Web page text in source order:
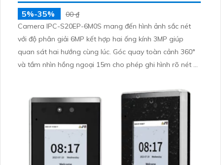
5%-35%
00 ₫
Camera IPC-S20EP-6M0S mang đến hình ảnh sắc nét
với độ phân giải 6MP kết hợp hai ống kính 3MP giúp
quan sát hai hướng cùng lúc. Góc quay toàn cảnh 360°
và tầm nhìn hồng ngoại 15m cho phép ghi hình rõ nét cả
người thú cưng và lưu trữ linh hoạt qua thẻ nhớ 512GB
hoặc NVR tiện lợi.